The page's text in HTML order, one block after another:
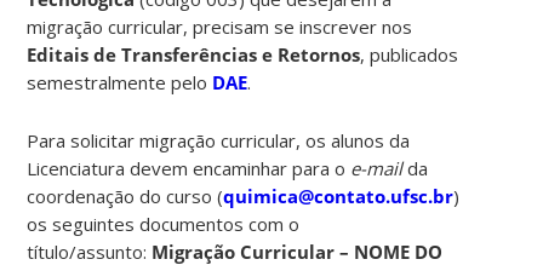
migração curricular, precisam se inscrever nos
Editais de Transferências e Retornos, publicados
semestralmente pelo DAE.
Para solicitar migração curricular, os alunos da
Licenciatura devem encaminhar para o e-mailda
coordenação do curso (quimica@contato.ufsc.br)
os seguintes documentos com o
título/assunto: Migração Curricular – NOME DO